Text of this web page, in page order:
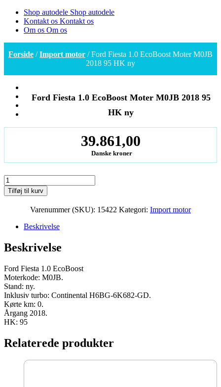
Shop autodele Shop autodele
Kontakt os Kontakt os
Om os Om os
Forside /Import motor / Ford Fiesta 1.0 EcoBoost Moter M0JB
2018 95 HK ny
Ford Fiesta 1.0 EcoBoost Moter M0JB 2018 95
HK ny
39.861,00
Danske kroner
Ford
Fiesta
1.0
EcoBoost
HK
antal
Tilføj til kurv
Varenummer (SKU): 15422 Kategori: Import motor
Beskrivelse
Beskrivelse
Ford Fiesta 1.0 EcoBoost
Moterkode: M0JB.
Stand: ny.
Inklusiv turbo: Continental H6BG-6K682-GD.
Kørte km: 0.
Årgang 2018.
HK: 95
Relaterede produkter